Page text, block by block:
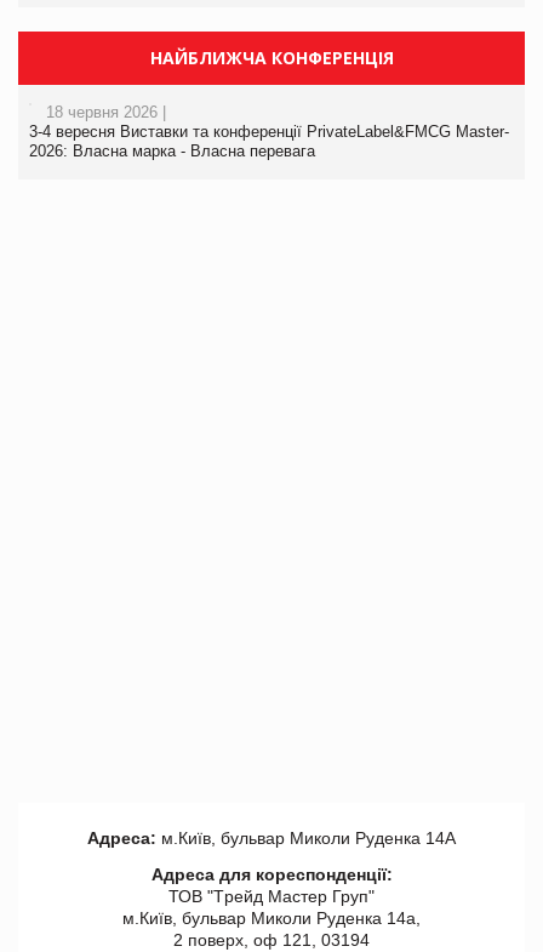
НАЙБЛИЖЧА КОНФЕРЕНЦІЯ
18 червня 2026 |
3-4 вересня Виставки та конференції PrivateLabel&FMCG Master-
2026: Власна марка - Власна перевага
Адреса: м.Київ, бульвар Миколи Руденка 14А
Адреса для кореспонденції:
ТОВ "Tрейд Мастер Груп"
м.Київ, бульвар Миколи Руденка 14а,
2 поверх, оф 121, 03194